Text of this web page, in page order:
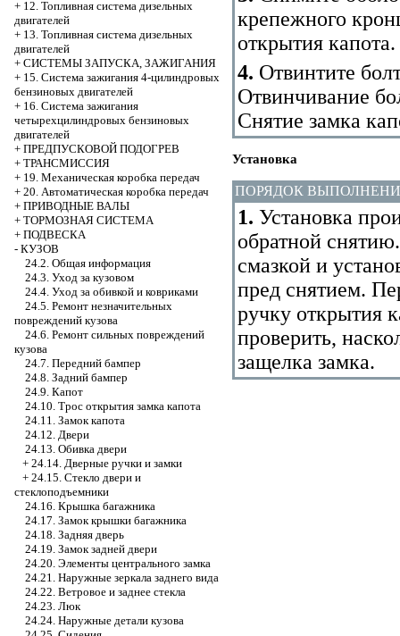
+ 12. Топливная система дизельных
двигателей
+ 13. Топливная система дизельных
двигателей
+ СИСТЕМЫ ЗАПУСКА, ЗАЖИГАНИЯ
+ 15. Система зажигания 4-цилиндровых
бензиновых двигателей
+ 16. Система зажигания
четырехцилиндровых бензиновых
двигателей
+ ПРЕДПУСКОВОЙ ПОДОГРЕВ
+ ТРАНСМИССИЯ
+ 19. Механическая коробка передач
+ 20. Автоматическая коробка передач
+ ПРИВОДНЫЕ ВАЛЫ
+ ТОРМОЗНАЯ СИСТЕМА
+ ПОДВЕСКА
- КУЗОВ
24.2. Общая информация
24.3. Уход за кузовом
24.4. Уход за обивкой и ковриками
24.5. Ремонт незначительных
повреждений кузова
24.6. Ремонт сильных повреждений
кузова
24.7. Передний бампер
24.8. Задний бампер
24.9. Капот
24.10. Трос открытия замка капота
24.11. Замок капота
24.12. Двери
24.13. Обивка двери
+ 24.14. Дверные ручки и замки
+ 24.15. Стекло двери и
стеклоподъемники
24.16. Крышка багажника
24.17. Замок крышки багажника
24.18. Задняя дверь
24.19. Замок задней двери
24.20. Элементы центрального замка
24.21. Наружные зеркала заднего вида
24.22. Ветровое и заднее стекла
24.23. Люк
24.24. Наружные детали кузова
крепежного
открытия капота.
4. Отвинтите
Отвинчивание
Снятие замка
Установка
ПОРЯДОК
1. Установка
обратной
смазкой и
пред снятием.
ручку открытия
проверить,
защелка замка.